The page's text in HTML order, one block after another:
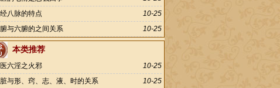
10-25
八脉的特点
10-25
与六腑的之间关系
本类推荐
10-25
六淫之火邪
10-25
与形、窍、志、液、时的关系